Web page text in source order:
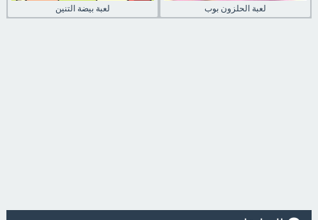
لعبة بيضة التنين لعبة الحلزون بوب